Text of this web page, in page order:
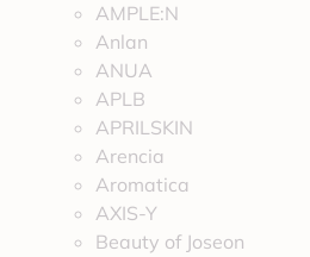
AMPLE:N
Anlan
ANUA
APLB
APRILSKIN
Arencia
Aromatica
AXIS-Y
Beauty of Joseon